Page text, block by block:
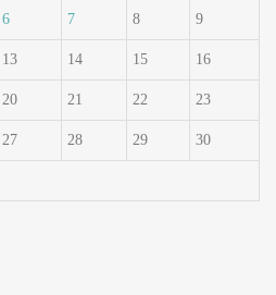
6 7 8 9
13 14 15 16
20 21 22 23
27 28 29 30